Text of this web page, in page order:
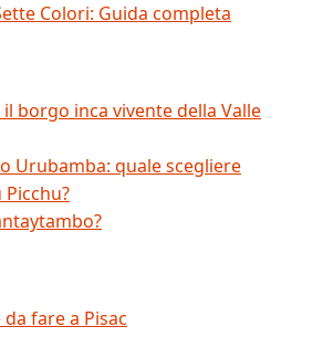
Colori: Guida completa
borgo inca vivente della Valle
Urubamba: quale scegliere
fare a Pisac